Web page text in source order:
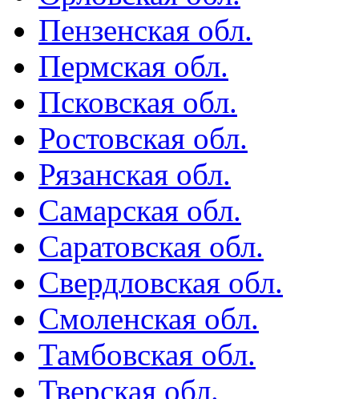
Пензенская обл.
Пермская обл.
Псковская обл.
Ростовская обл.
Рязанская обл.
Самарская обл.
Саратовская обл.
Свердловская обл.
Смоленская обл.
Тамбовская обл.
Тверская обл.